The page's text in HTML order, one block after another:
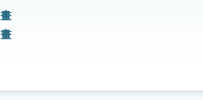
畫
畫